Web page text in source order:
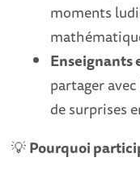
moments
Enseignants
partager
de surprises
💡Pourquoi